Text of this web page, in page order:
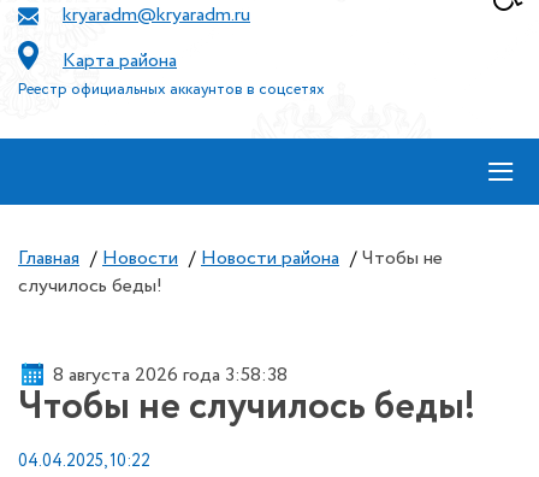
kryaradm@kryaradm.ru
Карта района
Реестр официальных аккаунтов в соцсетях
≡
Главная / Новости / Новости района / Чтобы не
случилось беды!
8 августа 2026 года 3:58:38
Чтобы не случилось беды!
04.04.2025, 10:22